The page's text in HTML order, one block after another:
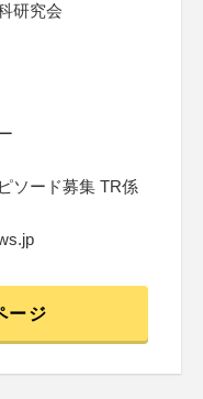
研究会
ソード募集 TR係
ージ